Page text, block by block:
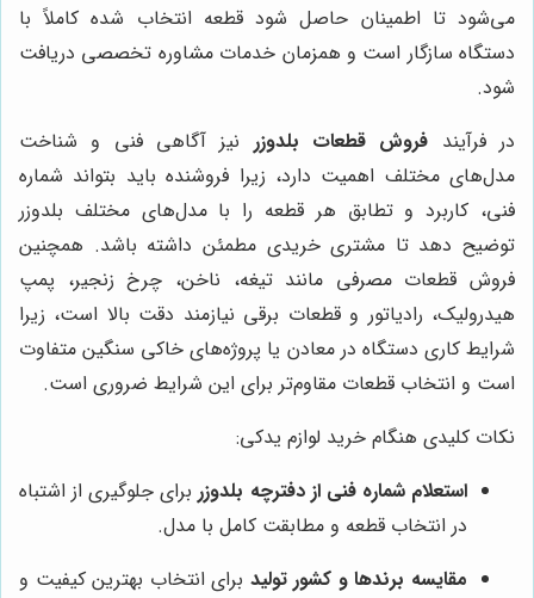
می‌شود تا اطمینان حاصل شود قطعه انتخاب شده کاملاً با
دستگاه سازگار است و همزمان خدمات مشاوره تخصصی دریافت
شود.
در فرآیند فروش قطعات بلدوزر نیز آگاهی فنی و شناخت
مدل‌های مختلف اهمیت دارد، زیرا فروشنده باید بتواند شماره
فنی، کاربرد و تطابق هر قطعه را با مدل‌های مختلف بلدوزر
توضیح دهد تا مشتری خریدی مطمئن داشته باشد. همچنین
فروش قطعات مصرفی مانند تیغه، ناخن، چرخ زنجیر، پمپ
هیدرولیک، رادیاتور و قطعات برقی نیازمند دقت بالا است، زیرا
شرایط کاری دستگاه در معادن یا پروژه‌های خاکی سنگین متفاوت
است و انتخاب قطعات مقاوم‌تر برای این شرایط ضروری است.
نکات کلیدی هنگام خرید لوازم یدکی:
استعلام شماره فنی از دفترچه بلدوزر برای جلوگیری از اشتباه
در انتخاب قطعه و مطابقت کامل با مدل.
مقایسه برندها و کشور تولید برای انتخاب بهترین کیفیت و